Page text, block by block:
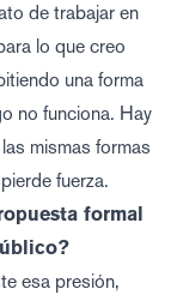
de trabajar en
lo que creo
una forma
no funciona. Hay
mismas formas
fuerza.
formal
esa presión,